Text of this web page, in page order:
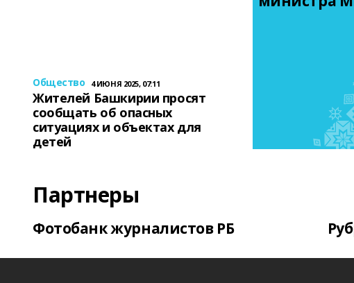
Общество 4 ИЮНЯ 2025, 07:11
Жителей Башкирии просят
сообщать об опасных
ситуациях и объектах для
детей
Партнеры
Фотобанк журналистов РБ